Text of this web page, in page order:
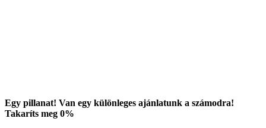
Egy pillanat! Van egy különleges ajánlatunk a számodra!
Takaríts meg 0%